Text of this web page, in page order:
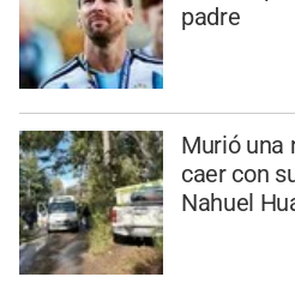
padre
Murió una
caer con
Nahuel